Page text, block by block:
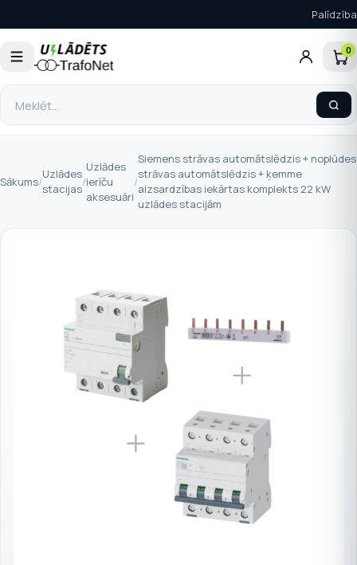
Palīdzība
0
Sākums/
Uzlādes
stacijas
/
Uzlādes
ierīču
aksesuāri
/
Siemens strāvas automātslēdzis + noplūdes
strāvas automātslēdzis + ķemme
aizsardzības iekārtas komplekts 22 kW
uzlādes stacijām